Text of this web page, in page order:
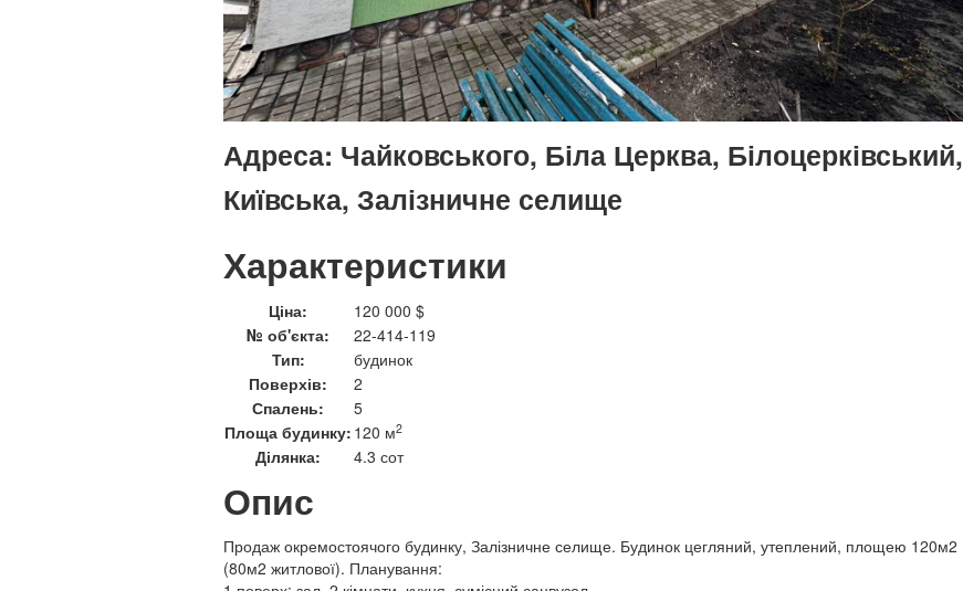
Адреса: Чайковського, Біла Церква, Білоцерківський,
Київська, Залізничне селище
Характеристики
Ціна:
120 000 $
№ об'єкта:
22-414-119
Тип:
будинок
Поверхів:
2
Спалень:
5
Площа будинку: 120 м2
Ділянка: 4.3 сот
Опис
Продаж окремостоячого будинку, Залізничне селище. Будинок цегляний, утеплений, площею 120м2
(80м2 житлової). Планування: